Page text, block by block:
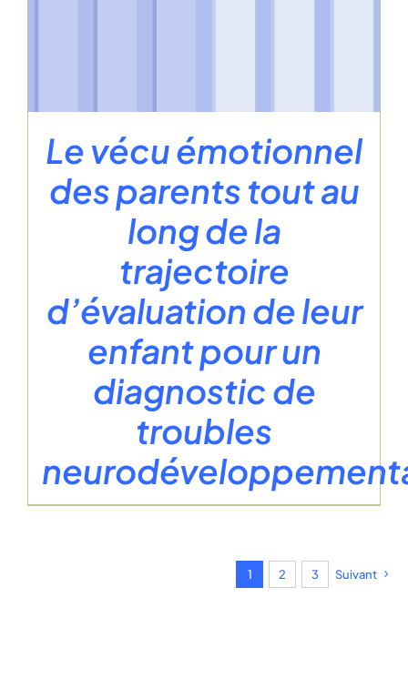
Le vécu émotionnel
des parents tout au
long de la
trajectoire
d’évaluation de leur
enfant pour un
diagnostic de
troubles
1 2 3 Suivant